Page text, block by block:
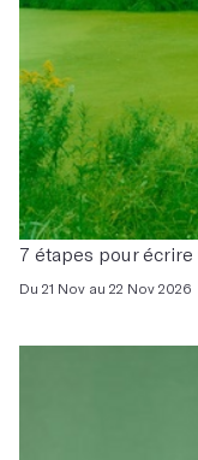
7 étapes pour
Du 21 Nov au 22 Nov 2026